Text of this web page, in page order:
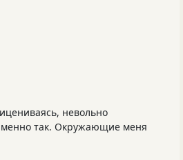
невольно
так. Окружающие меня